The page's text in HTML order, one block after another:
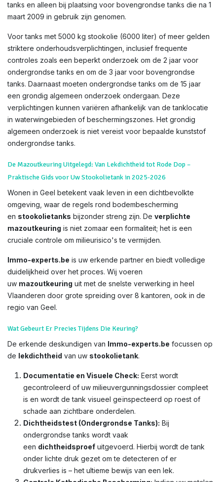
tanks en alleen bij plaatsing voor bovengrondse tanks die na 1
maart 2009 in gebruik zijn genomen.
Voor tanks met 5000 kg stookolie (6000 liter) of meer gelden
striktere onderhoudsverplichtingen, inclusief frequente
controles zoals een beperkt onderzoek om de 2 jaar voor
ondergrondse tanks en om de 3 jaar voor bovengrondse
tanks. Daarnaast moeten ondergrondse tanks om de 15 jaar
een grondig algemeen onderzoek ondergaan. Deze
verplichtingen kunnen variëren afhankelijk van de tanklocatie
in waterwingebieden of beschermingszones. Het grondig
algemeen onderzoek is niet vereist voor bepaalde kunststof
ondergrondse tanks.
De Mazoutkeuring Uitgelegd: Van Lekdichtheid tot Rode Dop –
Praktische Gids voor Uw Stookolietank in 2025-2026
Wonen in Geel betekent vaak leven in een dichtbevolkte
omgeving, waar de regels rond bodembescherming
en stookolietanks bijzonder streng zijn. De verplichte
mazoutkeuring is niet zomaar een formaliteit; het is een
cruciale controle om milieurisico's te vermijden.
Immo-experts.be is uw erkende partner en biedt volledige
duidelijkheid over het proces. Wij voeren
uw mazoutkeuring uit met de snelste verwerking in heel
Vlaanderen door grote spreiding over 8 kantoren, ook in de
regio van Geel.
Wat Gebeurt Er Precies Tijdens Die Keuring?
De erkende deskundigen van Immo-experts.be focussen op
de lekdichtheid van uw stookolietank.
Documentatie en Visuele Check: Eerst wordt
gecontroleerd of uw milieuvergunningsdossier compleet
is en wordt de tank visueel geïnspecteerd op roest of
schade aan zichtbare onderdelen.
Dichtheidstest (Ondergrondse Tanks): Bij
ondergrondse tanks wordt vaak
een dichtheidsproef uitgevoerd. Hierbij wordt de tank
onder lichte druk gezet om te detecteren of er
drukverlies is – het ultieme bewijs van een lek.